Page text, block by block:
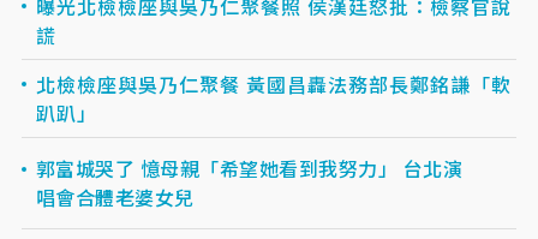
謊
北檢檢座與吳乃仁聚餐 黃國昌轟法務部長鄭銘謙「軟
趴趴」
郭富城哭了 憶母親「希望她看到我努力」 台北演
唱會合體老婆女兒